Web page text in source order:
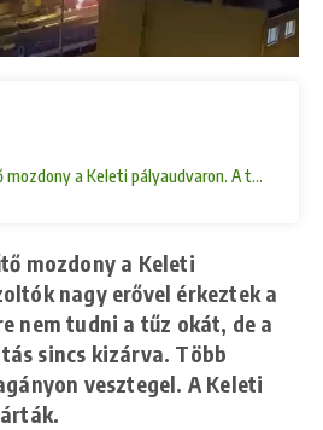
a Keleti pályaudvaron. A tűzoltók
mozdony a Keleti
nagy erővel érkeztek a
nem tudni a tűz okát, de a
sincs kizárva. Több
vesztegel. A Keleti